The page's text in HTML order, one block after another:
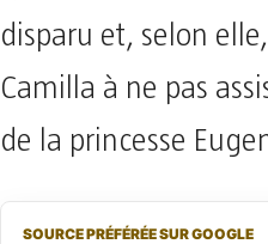
disparu et, selon
Camilla à ne pas
de la princesse
SOURCE PRÉFÉRÉE SUR GOOGLE